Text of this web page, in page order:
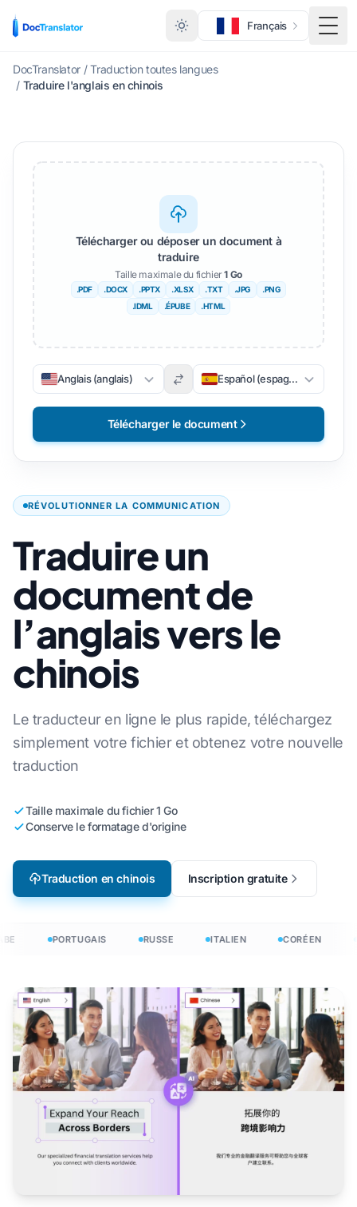
Français
DocTranslator / Traduction toutes langues
/ Traduire l'anglais en chinois
RÉVOLUTIONNER LA COMMUNICATION
Traduire un
document de
l’anglais vers le
chinois
Le traducteur en ligne le plus rapide, téléchargez
simplement votre fichier et obtenez votre nouvelle
traduction
Taille maximale du fichier 1 Go
Conserve le formatage d'origine
Traduction en chinois Inscription gratuite
Télécharger ou déposer un document à
traduire
Taille maximale du fichier1 Go
.PDF .DOCX .PPTX .XLSX .TXT .JPG
.PNG
.IDML
.ÉPUBE .HTML
Anglais (anglais) Español (espagnol)
Télécharger le document
PORTUGAIS RUSSE ITALIEN CORÉEN